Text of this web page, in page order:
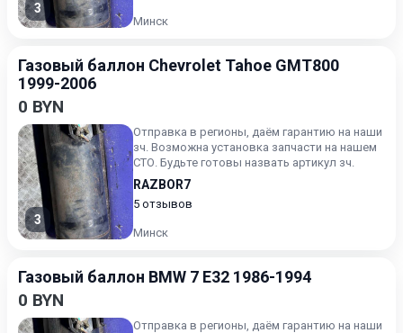
3
Минск
Газовый баллон Chevrolet Tahoe GMT800
1999-2006
0 BYN
3
Отправка в регионы, даём гарантию на наши
зч. Возможна установка запчасти на нашем
СТО. Будьте готовы назвать артикул зч.
RAZBOR7
5 отзывов
Минск
Газовый баллон BMW 7 E32 1986-1994
0 BYN
Отправка в регионы, даём гарантию на наши